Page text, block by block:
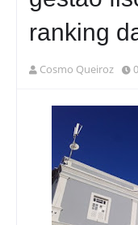
ranking
Cosmo Queiroz